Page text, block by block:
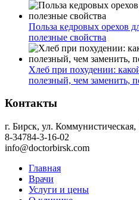
Польза кедровых орехов
полезные свойства
Хлеб при похудении:
полезный, чем заменить,
Контакты
г. Бирск, ул.
8-34784-3-16-02
info@doctorbirsk.com
Главная
Врачи
Услуги и цены